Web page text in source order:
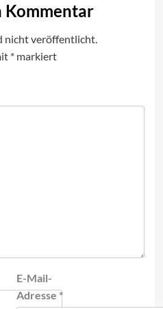
Kommentar
nicht veröffentlicht.
*markiert
E-Mail-
Adresse*